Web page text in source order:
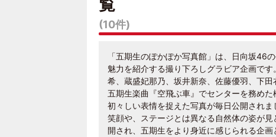
覧
(10件)
「五期生のぽかぽか写真館」は、日向坂46
魅力を紹介する撮り下ろしグラビア企画で
希、蔵盛妃那乃、坂井新奈、佐藤優羽、下
五期生楽曲『空飛ぶ車』でセンターを務め
初々しい表情を捉えた写真が毎日公開され
笑顔や、ステージとは異なる自然体の姿が
開され、五期生をより身近に感じられる企